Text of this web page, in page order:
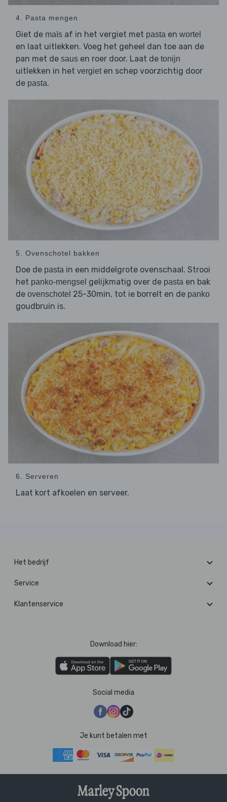
4. Pasta mengen
Giet de maïs af in het vergiet met pasta en wortel
en laat uitlekken. Voeg het geheel dan toe aan de
pan met de saus en roer door. Laat de tonijn
uitlekken in het vergiet en schep voorzichtig door
de pasta.
5. Ovenschotel bakken
Doe de pasta in een middelgrote ovenschaal. Strooi
het panko-mengsel gelijkmatig over de pasta en bak
de ovenschotel 25-30min, tot ie borrelt en de panko
goudbruin is.
6. Serveren
Laat kort afkoelen en serveer.
Het bedrijf
Service
Klantenservice
Download hier:
Social media
Je kunt betalen met